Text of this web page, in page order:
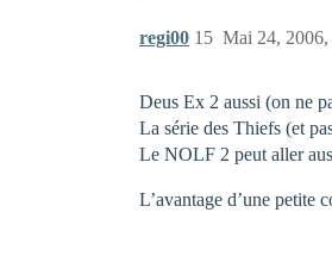
regi00 Mai 24, 2006,
15
Deus Ex 2 aussi (on ne
La série des Thiefs (et
Le NOLF 2 peut aller
L’avantage d’une petite